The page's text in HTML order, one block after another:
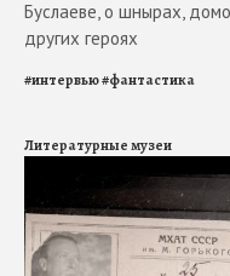
Буслаеве, о шнырах,
других героях
#интервью#фантастика
Литературные музеи